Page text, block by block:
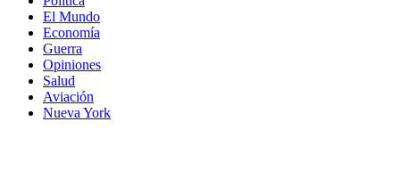
El Mundo
Economía
Guerra
Opiniones
Salud
Aviación
Nueva York